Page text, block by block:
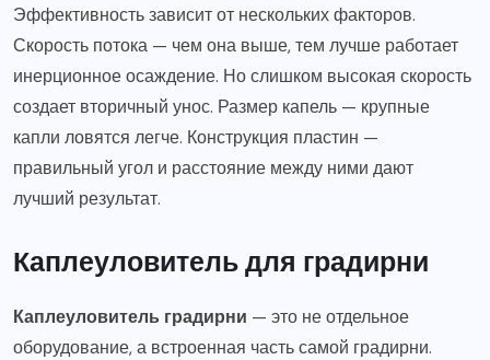
Эффективность зависит от нескольких факторов.
Скорость потока — чем она выше, тем лучше работает
инерционное осаждение. Но слишком высокая скорость
создает вторичный унос. Размер капель — крупные
капли ловятся легче. Конструкция пластин —
правильный угол и расстояние между ними дают
лучший результат.
Каплеуловитель для градирни
Каплеуловитель градирни — это не отдельное
оборудование, а встроенная часть самой градирни.